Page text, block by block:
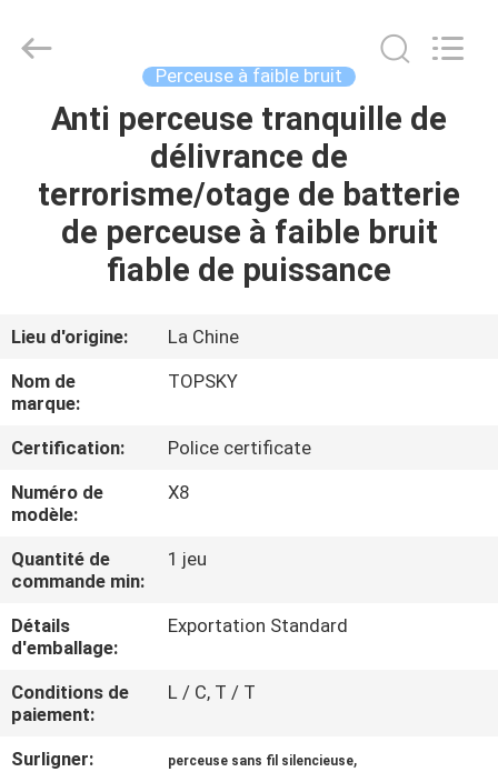
MAISON
PRODUITS
DE
NOUS
VISITE
D'USINE
CONTRÔLE
DE
QUALITÉ
CONTACTEZ-
NOUS
Topsky
Century Holding Co.,Ltd.
Perceuse à faible bruit
Anti perceuse tranquille de
délivrance de
terrorisme/otage de batterie
de perceuse à faible bruit
fiable de puissance
Lieu d'origine:
La Chine
Nom de
marque:
TOPSKY
Certification:
Police certificate
Numéro de
modèle:
X8
Quantité de
commande min:
1 jeu
Détails
d'emballage:
Exportation Standard
Conditions de
paiement:
L / C, T / T
Surligner: perceuse sans fil silencieuse,